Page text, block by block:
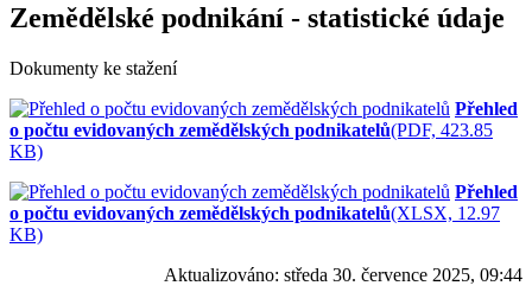
Zemědělské podnikání - statistické údaje
Dokumenty ke stažení
Přehled
o počtu evidovaných zemědělských podnikatelů(PDF, 423.85
KB)
Přehled
o počtu evidovaných zemědělských podnikatelů(XLSX, 12.97
KB)
Aktualizováno: středa 30. července 2025, 09:44